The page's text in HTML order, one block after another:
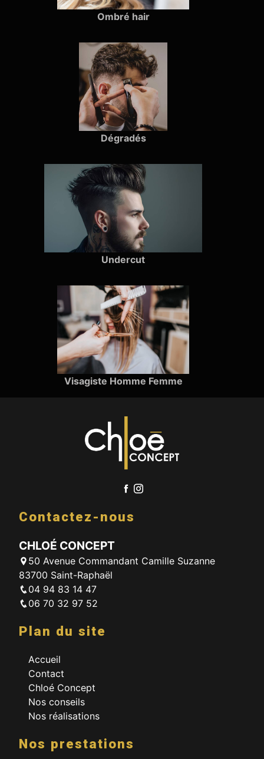
Ombré hair
Dégradés
Undercut
Visagiste Homme Femme
Contactez-nous
CHLOÉ CONCEPT
50 Avenue Commandant Camille Suzanne
83700 Saint-Raphaël
04 94 83 14 47
06 70 32 97 52
Plan du site
Accueil
Contact
Chloé Concept
Nos conseils
Nos réalisations
Nos prestations